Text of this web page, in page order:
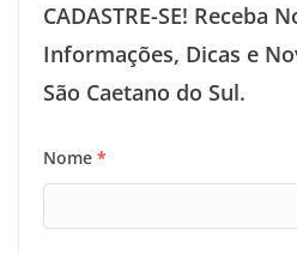
CADASTRE-SE! Receba
Informações, Dicas e
São Caetano do Sul.
Nome *